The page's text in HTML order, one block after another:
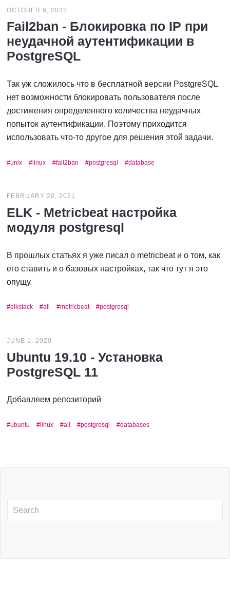
OCTOBER 9, 2022
Fail2ban - Блокировка по IP при
неудачной аутентификации в
PostgreSQL
Так уж сложилось что в бесплатной версии PostgreSQL
нет возможности блокировать пользователя после
достижения определенного количества неудачных
попыток аутентификации. Поэтому приходится
использовать что-то другое для решения этой задачи.
unix linux fail2ban postgresql database
FEBRUARY 20, 2021
ELK - Metricbeat настройка
модуля postgresql
В прошлых статьях я уже писал о metricbeat и о том, как
его ставить и о базовых настройках, так что тут я это
опущу.
elkstack all metricbeat postgresql
JUNE 1, 2020
Ubuntu 19.10 - Установка
PostgreSQL 11
Добавляем репозиторий
ubuntu linux all postgresql databases